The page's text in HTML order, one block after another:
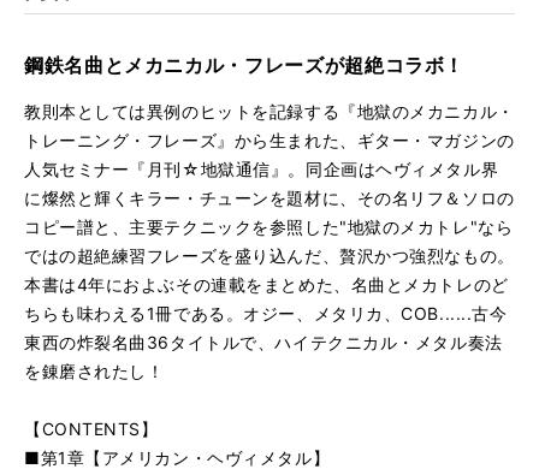
鋼鉄名曲とメカニカル・フレーズが超絶コラボ！
教則本としては異例のヒットを記録する『地獄のメカニカル・
トレーニング・フレーズ』から生まれた、ギター・マガジンの
人気セミナー『月刊☆地獄通信』。同企画はヘヴィメタル界
に燦然と輝くキラー・チューンを題材に、その名リフ＆ソロの
コピー譜と、主要テクニックを参照した"地獄のメカトレ"なら
ではの超絶練習フレーズを盛り込んだ、贅沢かつ強烈なもの。
本書は4年におよぶその連載をまとめた、名曲とメカトレのど
ちらも味わえる1冊である。オジー、メタリカ、COB......古今
東西の炸裂名曲36タイトルで、ハイテクニカル・メタル奏法
を錬磨されたし！
【CONTENTS】
■第1章【アメリカン・ヘヴィメタル】